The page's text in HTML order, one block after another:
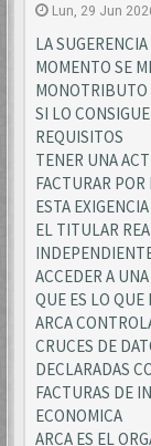
Lun, 29 Jun
LA
MOMENTO SE
MONOTRIBUTO
SI LO
REQUISITOS
TENER UNA
FACTURAR
ESTA
EL TITULAR
ACCEDER A
QUE ES LO QUE
ARCA
CRUCES DE
DECLARADAS
FACTURAS DE
ECONOMICA
ARCA ES EL